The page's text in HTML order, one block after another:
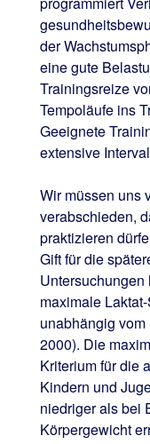
der
eine gute
Trainingsreize
Tempoläufe ins
Geeignete
extensive
Wir müssen uns
verabschieden,
praktizieren
Gift für die
maximale
unabhängig
2000). Die
Kriterium für die
Kindern und
niedriger als bei
Körpergewicht